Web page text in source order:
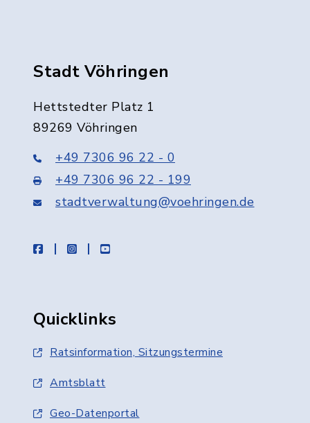
Stadt Vöhringen
Hettstedter Platz 1
89269 Vöhringen
+49 7306 96 22 - 0
+49 7306 96 22 - 199
stadtverwaltung@voehringen.de
facebookinstagramyoutube
Quicklinks
Ratsinformation, Sitzungstermine
Amtsblatt
Geo-Datenportal